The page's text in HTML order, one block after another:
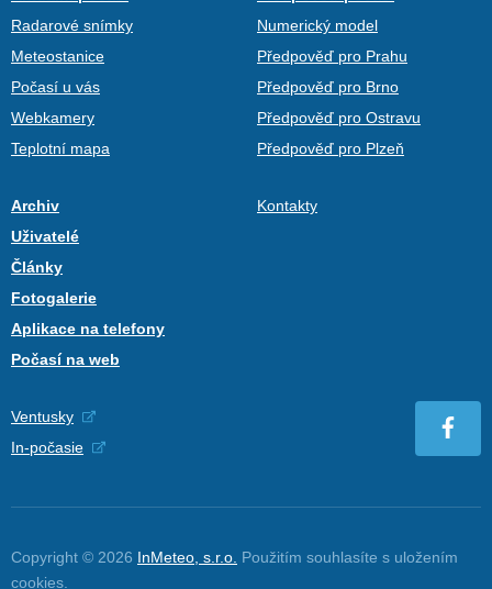
Radarové snímky
Meteostanice
Počasí u vás
Webkamery
Teplotní mapa
Numerický model
Předpověď pro Prahu
Předpověď pro Brno
Předpověď pro Ostravu
Předpověď pro Plzeň
Archiv
Uživatelé
Články
Fotogalerie
Aplikace na telefony
Počasí na web
Kontakty
Ventusky
In-počasie
Copyright © 2026 InMeteo, s.r.o. Použitím souhlasíte s uložením
cookies